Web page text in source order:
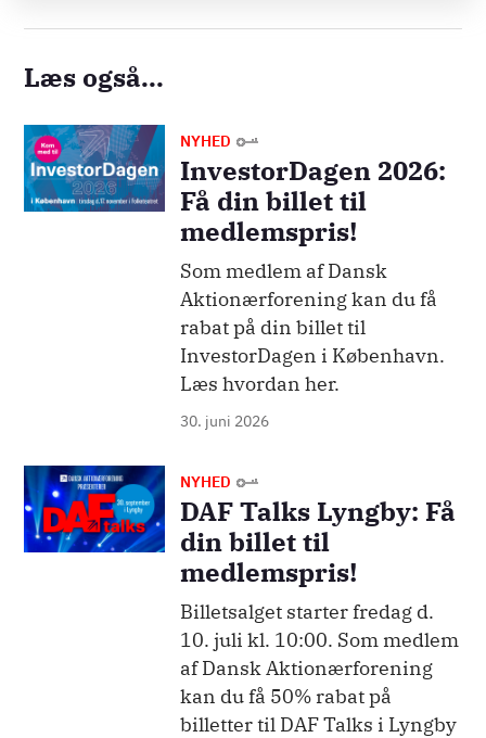
Læs også...
Billede NYHED
InvestorDagen 2026:
Få din billet til
medlemspris!
Som medlem af Dansk
Aktionærforening kan du få
rabat på din billet til
InvestorDagen i København.
Læs hvordan her.
30. juni 2026
Billede NYHED
DAF Talks Lyngby: Få
din billet til
medlemspris!
Billetsalget starter fredag d.
10. juli kl. 10:00. Som medlem
af Dansk Aktionærforening
kan du få 50% rabat på
billetter til DAF Talks i Lyngby